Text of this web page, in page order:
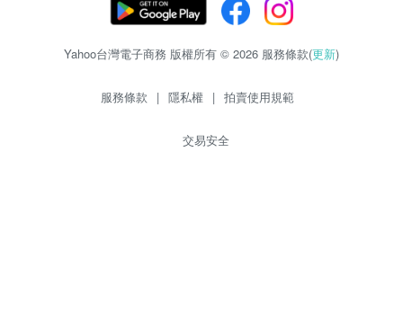
Yahoo台灣電子商務 版權所有 © 2026 服務條款(更新)
服務條款 | 隱私權 | 拍賣使用規範
交易安全